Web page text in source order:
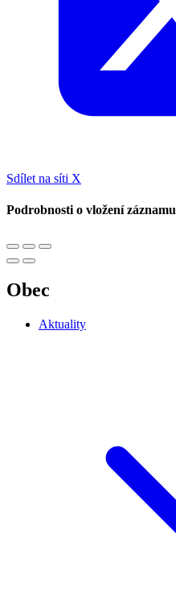
Sdílet na síti X
Podrobnosti o vložení záznamu
Obec
Aktuality